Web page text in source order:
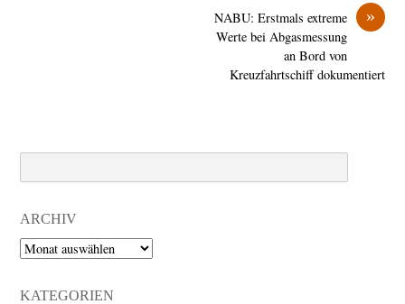
»
NABU: Erstmals extreme
Werte bei Abgasmessung
an Bord von
Kreuzfahrtschiff dokumentiert
ARCHIV
Archiv
KATEGORIEN